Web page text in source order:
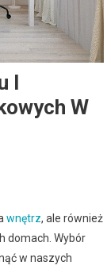
I
W
wnętrz, ale również
domach. Wybór
w naszych